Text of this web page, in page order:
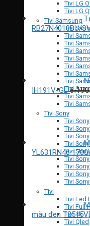
Tivi LG
Tivi LG
Tivi Samsung
Tivi
Tivi
Tivi
Tivi
Tivi
Tivi
Tivi
Tivi
Tivi
Tivi
Tivi
Tivi Sony
Tivi
Tivi
Tivi
Tivi
Tivi
Tivi
Tivi
Tivi
Tivi Sony
Tivi
Tivi Led
Tivi Full
Tivi 4k
Tivi Qled
RB27N4010BU/
IH191V-GL
YL631RN46
màu đen